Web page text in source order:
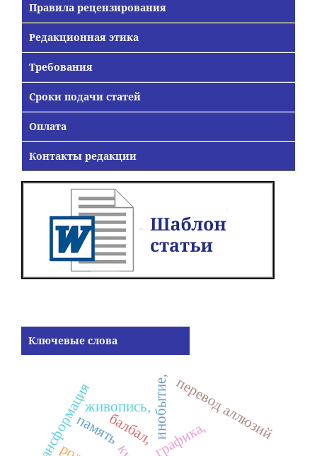
Правила рецензирования
Редакционная этика
Требования
Сроки подачи статей
Оплата
Контакты редакции
Ключевые слова
живопись,
графика,
балбал,инобытие,
память перевод аллюзий
трансформация